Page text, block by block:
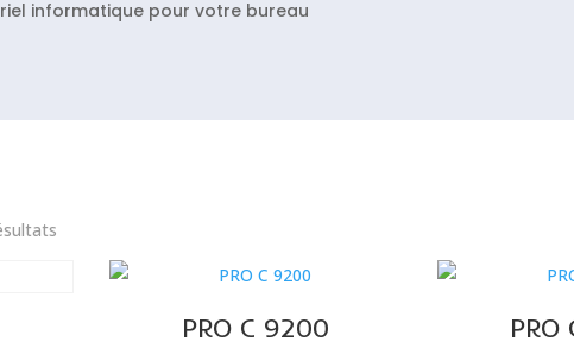
informatique pour votre bureau
PRO C 9200 PRO